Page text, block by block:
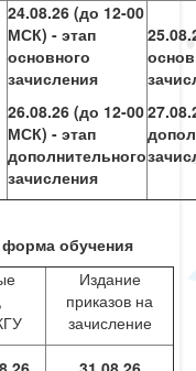
24.08.26 (до 12-00
МСК) - этап
основного
зачисления
26.08.26 (до 12-00
МСК) - этап
дополнительного
зачисления
форма обучения
Издание
приказов на
зачисление